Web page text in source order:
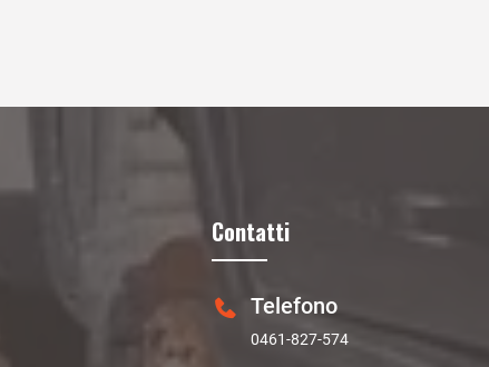
Contatti
Telefono
0461-827-574